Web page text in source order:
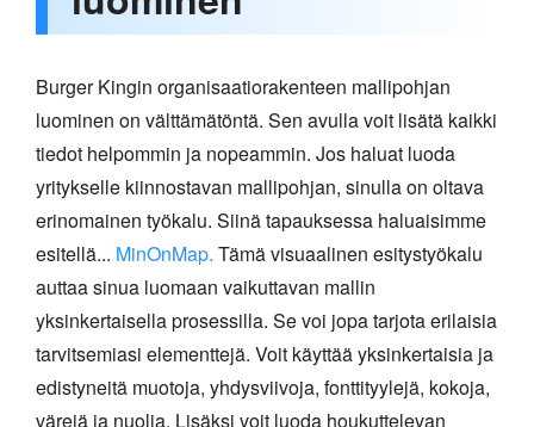
Burger Kingin organisaatiorakenteen mallipohjan
luominen on välttämätöntä. Sen avulla voit lisätä kaikki
tiedot helpommin ja nopeammin. Jos haluat luoda
yritykselle kiinnostavan mallipohjan, sinulla on oltava
erinomainen työkalu. Siinä tapauksessa haluaisimme
esitellä... MinOnMap. Tämä visuaalinen esitystyökalu
auttaa sinua luomaan vaikuttavan mallin
yksinkertaisella prosessilla. Se voi jopa tarjota erilaisia
tarvitsemiasi elementtejä. Voit käyttää yksinkertaisia ja
edistyneitä muotoja, yhdysviivoja, fonttityylejä, kokoja,
värejä ja nuolia. Lisäksi voit luoda houkuttelevan